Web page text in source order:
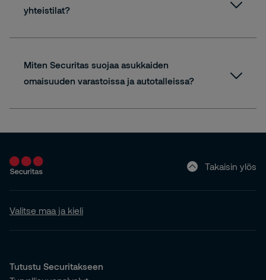
yhteistilat?
Miten Securitas suojaa asukkaiden
omaisuuden varastoissa ja autotalleissa?
Takaisin ylös
Valitse maa ja kieli
Tutustu Securitakseen